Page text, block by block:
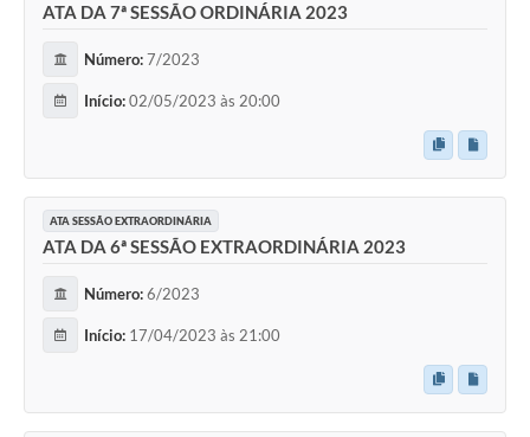
ATA DA 7ª SESSÃO ORDINÁRIA 2023
Número:7/2023
Início:02/05/2023 às 20:00
ATA SESSÃO EXTRAORDINÁRIA
ATA DA 6ª SESSÃO EXTRAORDINÁRIA 2023
Número:6/2023
Início: 17/04/2023 às 21:00